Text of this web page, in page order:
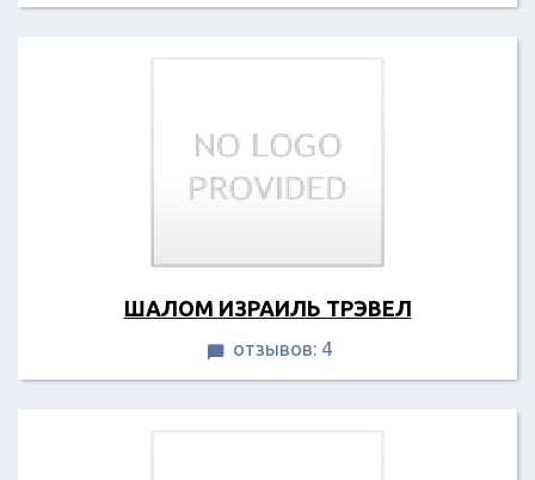
ШАЛОМ ИЗРАИЛЬ ТРЭВЕЛ
 отзывов: 4